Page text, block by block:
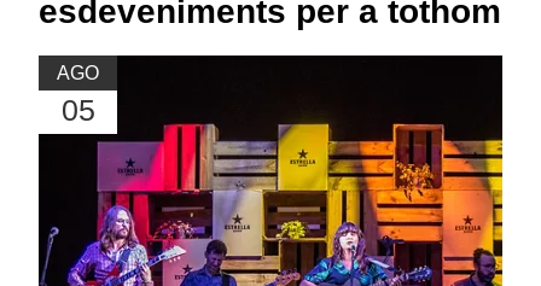
esdeveniments per a tothom
AGO
05